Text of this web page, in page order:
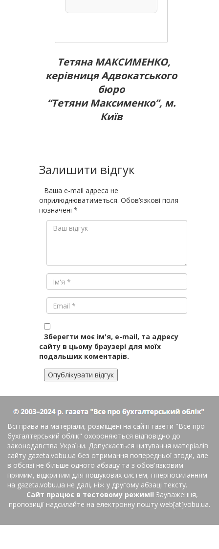
Тетяна МАКСИМЕНКО,
керівниця Адвокатського
бюро
“Тетяни Максименко”, м.
Київ
Залишити відгук
Ваша e-mail адреса не
оприлюднюватиметься. Обов’язкові поля
позначені *
Зберегти моє ім'я, e-mail, та адресу
сайту в цьому браузері для моїх
подальших коментарів.
Всі права на матеріали, розміщені на сайті газети "Все про
бухгалтерський облік" охороняються відповідно до
законодавства України. Допускається цитування матеріалів
сайту gazeta.vobu.ua без отримання попередньої згоди, але
в обсязі не більше одного абзацу та з обов'язковим
прямим, відкритим для пошукових систем, гіперпосиланням
на gazeta.vobu.ua не далі, ніж у другому абзаці тексту.
Сайт працює в тестовому режимі! Зауваження,
пропозиції надсилайте на електронну пошту web[at]vobu.ua.